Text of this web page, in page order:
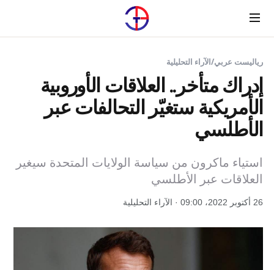
Menu
رياليست عربي/الآراء التحليلية
إدراك متأخر.. العلاقات الأوروبية
الأمريكية ستغيّر التحالفات عبر
الأطلسي
استياء ماكرون من سياسة الولايات المتحدة سيغير
العلاقات عبر الأطلسي
26 أكتوبر 2022، 09:00 · الآراء التحليلية